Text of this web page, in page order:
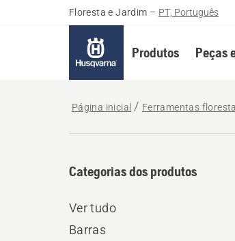
Floresta e Jardim – PT, Português
Produtos Peças
Página inicial Ferramentas
Categorias dos produtos
Ver tudo
Barras